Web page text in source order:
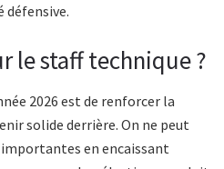
le staff technique ?
2026 est de renforcer la
solide derrière. On ne peut
en encaissant